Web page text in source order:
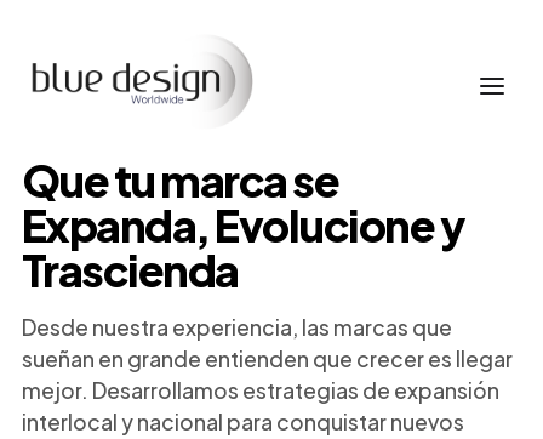
Que tu marca se
Expanda, Evolucione y
Trascienda
Desde nuestra experiencia, las marcas que
sueñan en grande entienden que crecer es llegar
mejor. Desarrollamos estrategias de expansión
interlocal y nacional para conquistar nuevos